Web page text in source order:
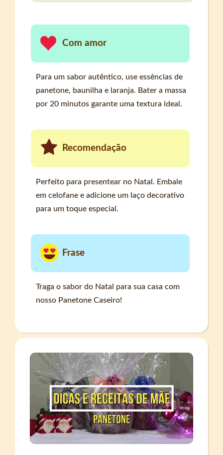
Com amor
Para um sabor autêntico, use essências de
panetone, baunilha e laranja. Bater a massa
por 20 minutos garante uma textura ideal.
Recomendação
Perfeito para presentear no Natal. Embale
em celofane e adicione um laço decorativo
para um toque especial.
Frase
Traga o sabor do Natal para sua casa com
nosso Panetone Caseiro!